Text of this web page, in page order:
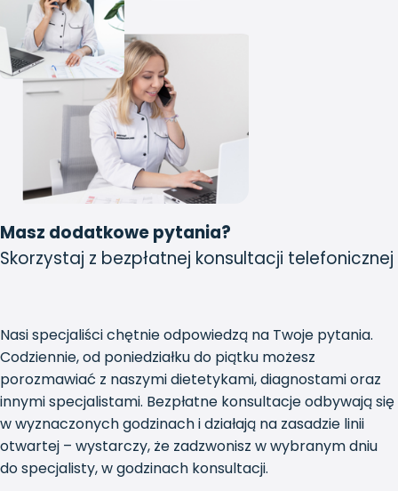
Masz dodatkowe pytania?
Skorzystaj z bezpłatnej konsultacji telefonicznej
Nasi specjaliści chętnie odpowiedzą na Twoje pytania.
Codziennie, od poniedziałku do piątku możesz
porozmawiać z naszymi dietetykami, diagnostami oraz
innymi specjalistami. Bezpłatne konsultacje odbywają się
w wyznaczonych godzinach i działają na zasadzie linii
otwartej – wystarczy, że zadzwonisz w wybranym dniu
do specjalisty, w godzinach konsultacji.